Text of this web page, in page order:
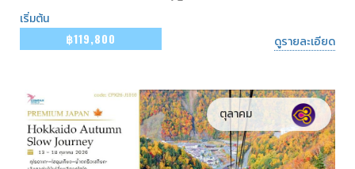
เริ่มต้น
฿119,800
ดูรายละเอียด
ตุลาคม